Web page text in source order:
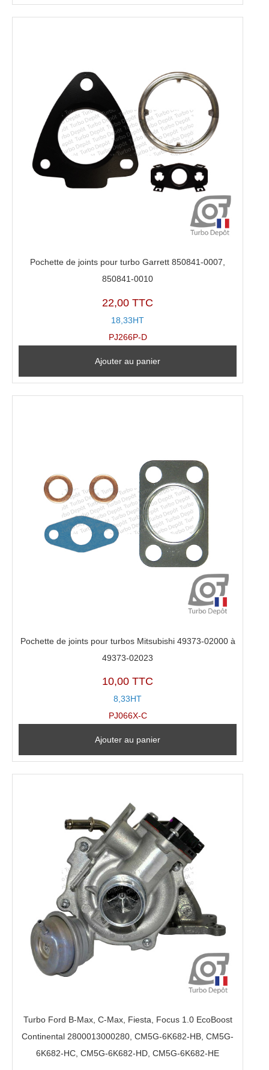
Pochette de joints pour turbo Garrett 850841-0007,
850841-0010
22,00 TTC
18,33HT
PJ266P-D
Ajouter au panier
Pochette de joints pour turbos Mitsubishi 49373-02000 à
49373-02023
10,00 TTC
8,33HT
PJ066X-C
Ajouter au panier
Turbo Ford B-Max, C-Max, Fiesta, Focus 1.0 EcoBoost
Continental 2800013000280, CM5G-6K682-HB, CM5G-
6K682-HC, CM5G-6K682-HD, CM5G-6K682-HE